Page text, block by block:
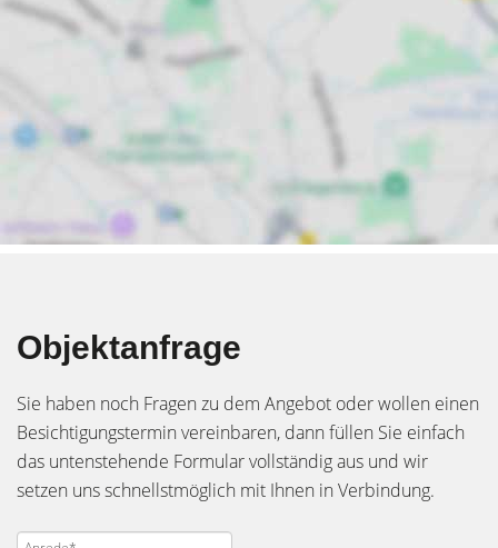
Objektanfrage
Sie haben noch Fragen zu dem Angebot oder wollen einen
Besichtigungstermin vereinbaren, dann füllen Sie einfach
das untenstehende Formular vollständig aus und wir
setzen uns schnellstmöglich mit Ihnen in Verbindung.